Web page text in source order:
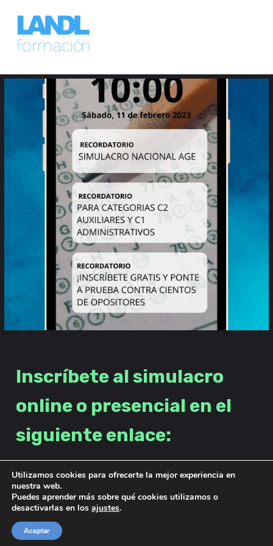
Inscríbete al simulacro
online o presencial en el
siguiente enlace:
Utilizamos cookies para ofrecerte la mejor experiencia en
nuestra web.
Puedes aprender más sobre qué cookies utilizamos o
desactivarlas en los ajustes.
Aceptar